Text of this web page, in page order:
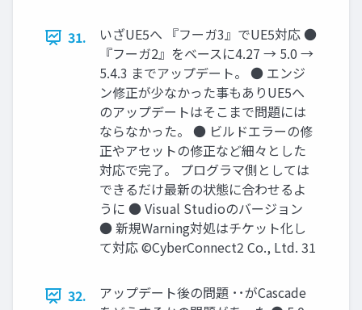
31.
いざUE5へ 『フーガ3』でUE5対応 ●
『フーガ2』をベースに4.27 → 5.0 →
5.4.3 までアップデート。 ● エンジ
ン修正が少なかった事もありUE5へ
のアップデートはそこまで問題には
ならなかった。 ● ビルドエラーの修
正やアセットの修正など細々とした
対応で完了。 プログラマ側としては
できるだけ最新の状態に合わせるよ
うに ● Visual Studioのバージョン
● 新規Warning対処はチケット化し
て対応 ©CyberConnect2 Co., Ltd. 31
32.
アップデート後の問題 ･･がCascade